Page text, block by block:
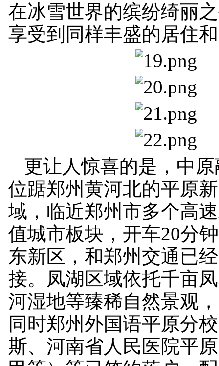
在冰雪世界的缤纷绮丽
享受到同样丰盛的居住
更让人惊喜的是，中
位踞郑州黄河北的平原
域，临近郑州市多个高
值城市板块，开车20分
东新区，和郑州交通已
接。凤湖区域依托千亩
河湿地等臻稀自然景观
同时郑州外国语平原分
斯、河南省人民医院平